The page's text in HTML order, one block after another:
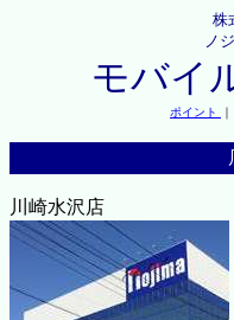
株
ノ
モバイ
ポイント ｜
川崎水沢店